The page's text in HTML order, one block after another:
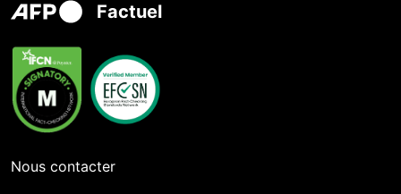
Factuel
Nous contacter